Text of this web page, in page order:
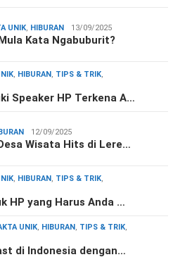
UNIK HIBURAN 13/09/2025
Kata Ngabuburit?
HIBURAN TIPS & TRIK
Speaker HP Terkena A…
12/09/2025
Wisata Hits di Lere…
HIBURAN TIPS & TRIK
HP yang Harus Anda …
UNIK HIBURAN TIPS & TRIK
di Indonesia dengan…